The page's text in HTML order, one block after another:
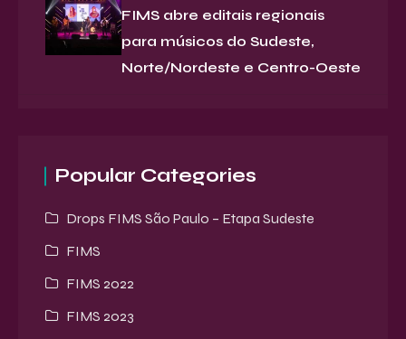
FIMS abre editais regionais
para músicos do Sudeste,
Norte/Nordeste e Centro-Oeste
Popular Categories
Drops FIMS São Paulo – Etapa Sudeste
FIMS
FIMS 2022
FIMS 2023